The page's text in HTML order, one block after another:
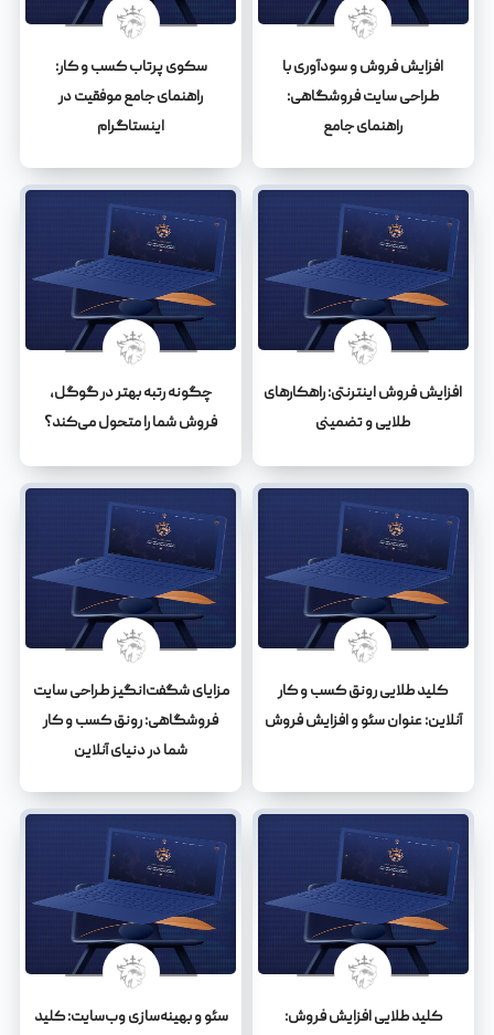
افزایش فروش و سودآوری با
طراحی سایت فروشگاهی:
راهنمای جامع
سکوی پرتاب کسب و کار:
راهنمای جامع موفقیت در
اینستاگرام
افزایش فروش اینترنتی: راهکارهای
طلایی و تضمینی
چگونه رتبه بهتر در گوگل،
فروش شما را متحول می‌کند؟
کلید طلایی رونق کسب و کار
آنلاین: عنوان سئو و افزایش فروش
مزایای شگفت‌انگیز طراحی سایت
فروشگاهی: رونق کسب و کار
شما در دنیای آنلاین
کلید طلایی افزایش فروش:
سئو و بهینه‌سازی وب‌سایت: کلید